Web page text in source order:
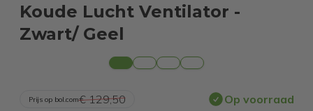
Koude Lucht Ventilator -
Zwart/ Geel
Prijs op bol.com€ 129,50 Op voorraad